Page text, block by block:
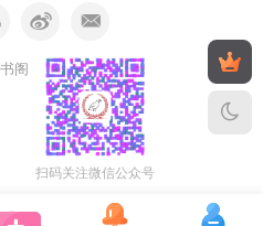
扫码关注微信公众号